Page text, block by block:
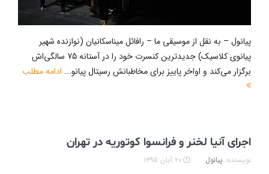
پیانول – به نقل از موسیقی ما – رافائل میناسکانیان (نوازنده شهیر
پیانوی کلاسیک) جدیدترین کنسرت خود را در آستانه 75 سالگی‌اش
برگزار می‌کند و اواخر پاییز برای مخاطبانش رسیتال پیانو... ادامه مطلب
اجرای آنیا لخنر و فرانسوا کوتوریه در تهران
نویسنده: پیانول ۲۰ آبان ۱۳۹۵